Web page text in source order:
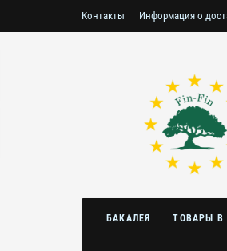
Контакты Информация о
БАКАЛЕЯ ТОВАРЫ В